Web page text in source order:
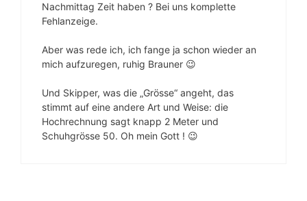
Nachmittag Zeit haben ? Bei uns komplette
Fehlanzeige.
Aber was rede ich, ich fange ja schon wieder an
mich aufzuregen, ruhig Brauner 😉
Und Skipper, was die „Grösse“ angeht, das
stimmt auf eine andere Art und Weise: die
Hochrechnung sagt knapp 2 Meter und
Schuhgrösse 50. Oh mein Gott ! 😉